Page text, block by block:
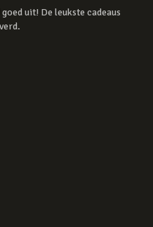
uit! De leukste cadeaus